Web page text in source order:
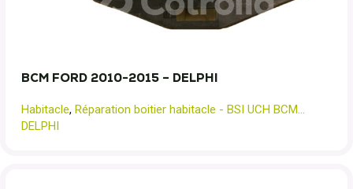
BCM FORD 2010-2015 – DELPHI
Habitacle, Réparation boitier habitacle - BSI UCH BCM...
DELPHI